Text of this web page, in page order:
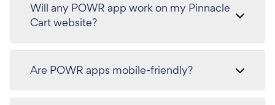
Will any POWR app work on my Pinnacle
Cart website?
Are POWR apps mobile-friendly?